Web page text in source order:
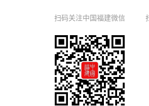
扫码关注中国福建微信